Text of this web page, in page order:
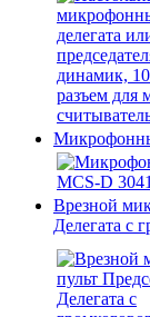
Врезной
Делегата с